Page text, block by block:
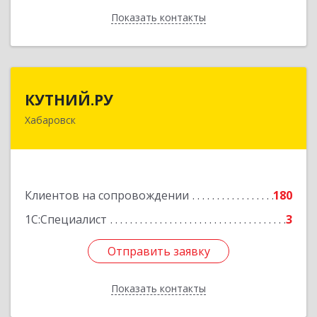
Показать контакты
Назад
КУТНИЙ.РУ
Хабаровск
Клиентов на сопровождении
180
1С:Специалист
3
Отправить заявку
Показать контакты
680007, Хабаровский край, Хабаровск г,
Отправить заявку
Назад